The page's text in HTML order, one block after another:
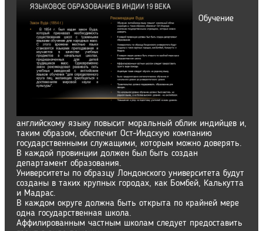
Обучение
английскому языку повысит моральный облик индийцев и,
таким образом, обеспечит Ост-Индскую компанию
государственными служащими, которым можно доверять.
В каждой провинции должен был быть создан
департамент образования.
Университеты по образцу Лондонского университета будут
созданы в таких крупных городах, как Бомбей, Калькутта
и Мадрас.
В каждом округе должна быть открыта по крайней мере
одна государственная школа.
Аффилированным частным школам следует предоставить